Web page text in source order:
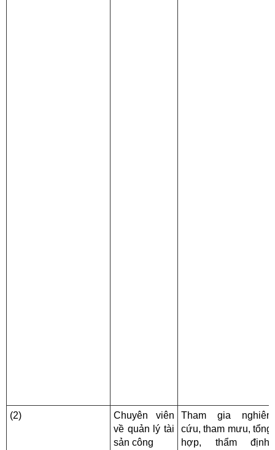
(2)
Chuyên viên
về quản lý tài
sản công
Tham gia nghiên
cứu, tham mưu, tổng
hợp, thẩm định,